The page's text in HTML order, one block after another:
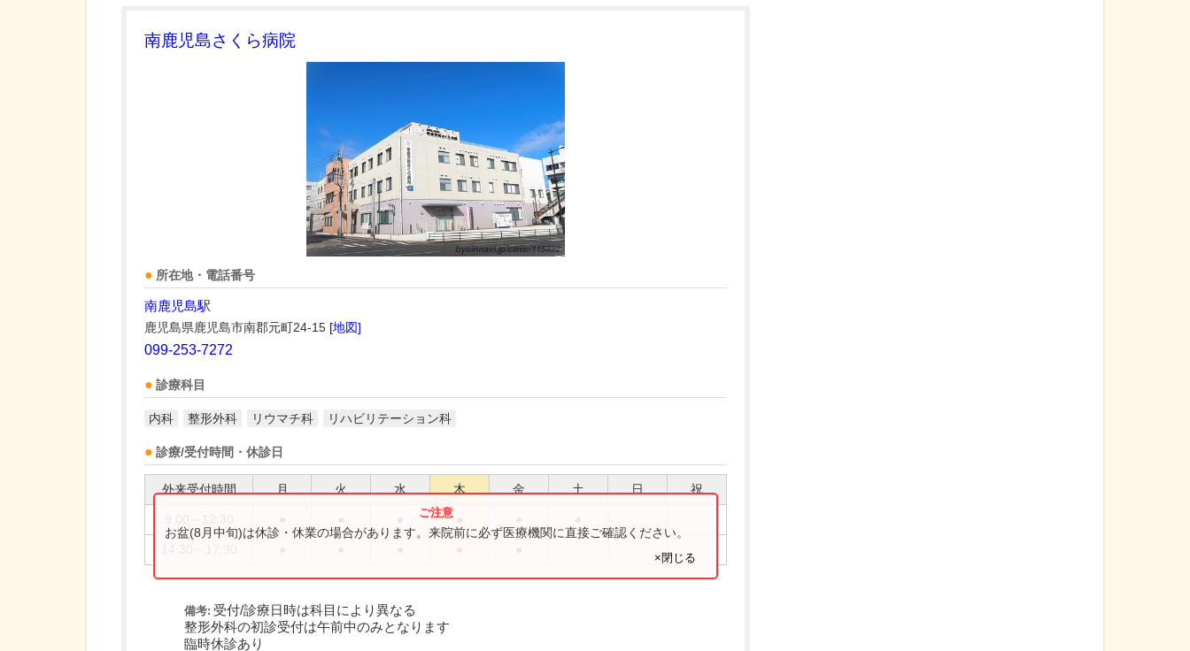
南鹿児島さくら病院
所在地・電話番号
南鹿児島駅
鹿児島県鹿児島市南郡元町24-15 [地図]
099-253-7272
診療科目
内科 整形外科 リウマチ科 リハビリテーション科
診療/受付時間・休診日
外来受付時間 月 火 水 木 金 土 日 祝
お盆(8月中旬)は休診・休業の場合があります。来院前に必ず医療機関に直接ご確認ください。
×閉じる
備考: 受付/診療日時は科目により異なる
整形外科の初診受付は午前中のみとなります
臨時休診あり